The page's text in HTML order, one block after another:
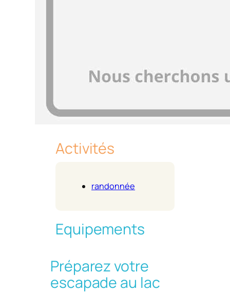
Activités
randonnée
Equipements
Préparez votre
escapade au lac